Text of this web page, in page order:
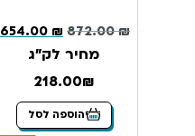
872.00₪
654.00 ₪
מחיר לק"ג
218.00₪
הוספה לסל